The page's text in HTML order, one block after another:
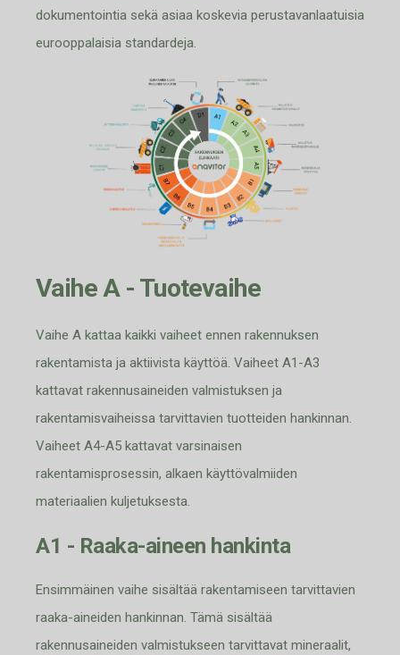
dokumentointia sekä asiaa koskevia perustavanlaatuisia
eurooppalaisia standardeja.
Vaihe A - Tuotevaihe
Vaihe A kattaa kaikki vaiheet ennen rakennuksen
rakentamista ja aktiivista käyttöä. Vaiheet A1-A3
kattavat rakennusaineiden valmistuksen ja
rakentamisvaiheissa tarvittavien tuotteiden hankinnan.
Vaiheet A4-A5 kattavat varsinaisen
rakentamisprosessin, alkaen käyttövalmiiden
materiaalien kuljetuksesta.
A1 - Raaka-aineen hankinta
Ensimmäinen vaihe sisältää rakentamiseen tarvittavien
raaka-aineiden hankinnan. Tämä sisältää
rakennusaineiden valmistukseen tarvittavat mineraalit,